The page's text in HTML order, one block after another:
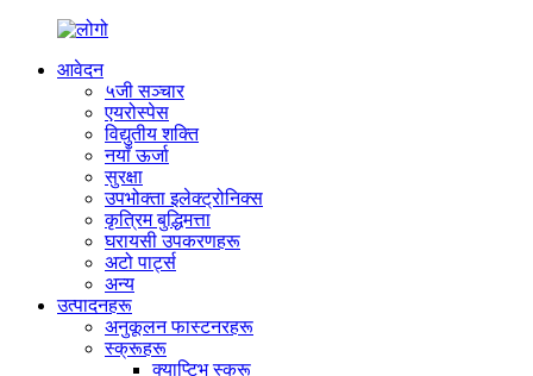
आवेदन
५जी सञ्चार
एयरोस्पेस
विद्युतीय शक्ति
नयाँ ऊर्जा
सुरक्षा
उपभोक्ता इलेक्ट्रोनिक्स
कृत्रिम बुद्धिमत्ता
घरायसी उपकरणहरू
अटो पार्ट्स
अन्य
उत्पादनहरू
अनुकूलन फास्टनरहरू
स्क्रूहरू
क्याप्टिभ स्क्रू